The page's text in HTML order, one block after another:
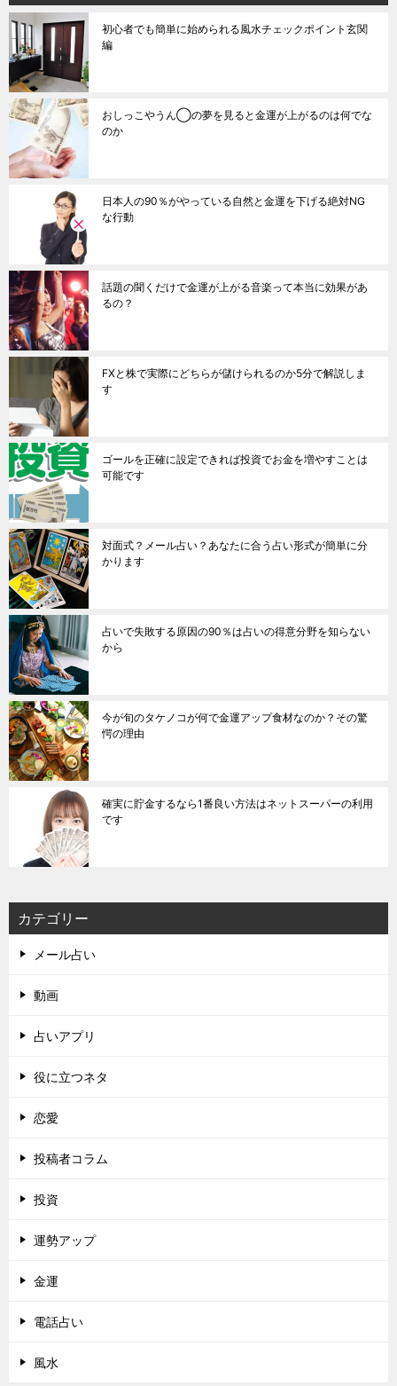
初心者でも簡単に始められる風水チェックポイント玄関
編
おしっこやうん◯の夢を見ると金運が上がるのは何でな
のか
日本人の90％がやっている自然と金運を下げる絶対NG
な行動
話題の聞くだけで金運が上がる音楽って本当に効果があ
るの？
FXと株で実際にどちらが儲けられるのか5分で解説しま
す
ゴールを正確に設定できれば投資でお金を増やすことは
可能です
対面式？メール占い？あなたに合う占い形式が簡単に分
かります
占いで失敗する原因の90％は占いの得意分野を知らない
から
今が旬のタケノコが何で金運アップ食材なのか？その驚
愕の理由
確実に貯金するなら1番良い方法はネットスーパーの利用
です
カテゴリー
メール占い
動画
占いアプリ
役に立つネタ
恋愛
投稿者コラム
投資
運勢アップ
金運
電話占い
風水